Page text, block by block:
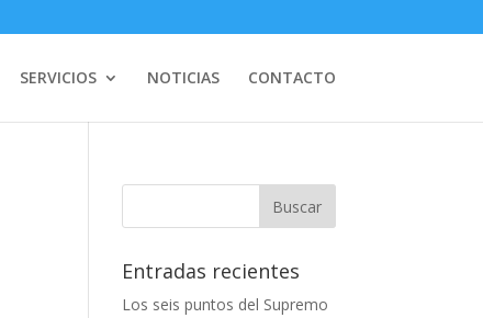
SERVICIOS NOTICIAS CONTACTO
Entradas recientes
Los seis puntos del Supremo